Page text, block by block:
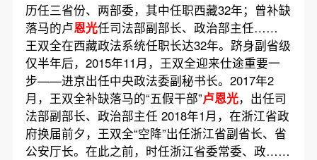
历任三省份、两部委，其中任职西藏32年；曾补缺
落马的卢恩光任司法部副部长、政治部主任……
王双全在西藏政法系统任职长达32年。跻身副省级
仅半年后，2015年11月，王双全迎来仕途重要一
步——进京出任中央政法委副秘书长。2017年2
月，王双全补缺落马的“五假干部”卢恩光，出任司
法部副部长、政治部主任 2018年1月，在浙江省政
府换届前夕，王双全“空降”出任浙江省副省长、省
公安厅长。在此之前，时任浙江省委常委、政……